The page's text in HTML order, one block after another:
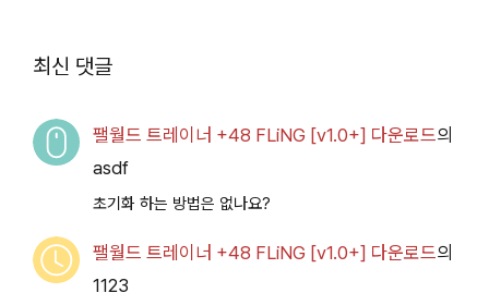
최신 댓글
팰월드 트레이너 +48 FLiNG [v1.0+] 다운로드의
asdf
초기화 하는 방법은 없나요?
팰월드 트레이너 +48 FLiNG [v1.0+] 다운로드의
1123